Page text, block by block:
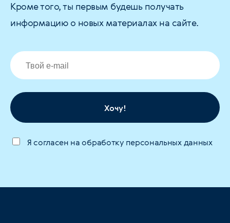
Кроме того, ты первым будешь получать
информацию о новых материалах на сайте.
Хочу!
Я согласен на обработку персональных данных